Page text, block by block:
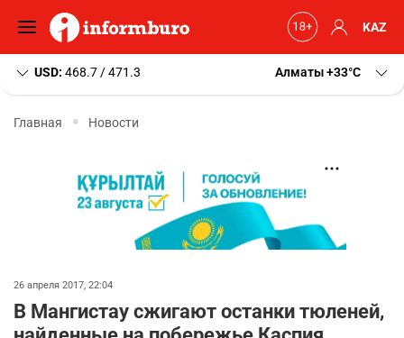
KAZ
USD: 468.7 / 471.3 Алматы+33 C
Главная Новости
26 апреля 2017, 22:04
В Мангистау сжигают останки тюленей,